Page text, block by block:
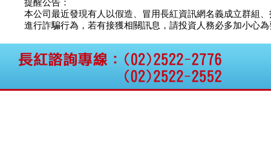
公告董事會追認113年
向關係
華旭先進:代重要子公司
碩通散熱股份有限公司
公告向關係人取得使用
權資產
仁新醫藥:代重要子公司
BeliteBio,Inc公告受邀參
提醒公告：
本公司最近發現有人以假造、冒用長紅資訊網名義成立群組
進行詐騙行為，若有接獲相關訊息，請投資人務必多加小心